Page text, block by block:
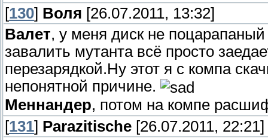
[130] Воля [26.07.2011, 13:32]
Валет, у меня диск не поцарапаный
завалить мутанта всё просто
перезарядкой.Ну этот я с компа
непонятной причине.
Меннандер, потом на компе
[131] Parazitische [26.07.2011, 22:21]